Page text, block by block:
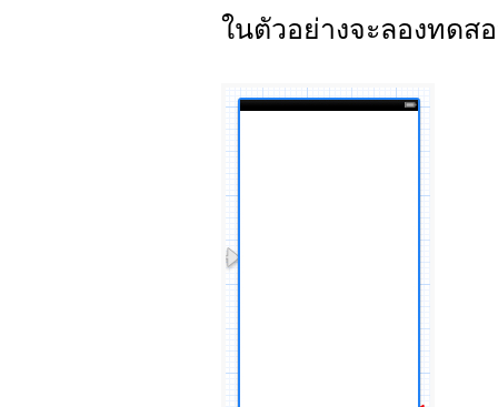
ในตัวอย่างจะลองทดส